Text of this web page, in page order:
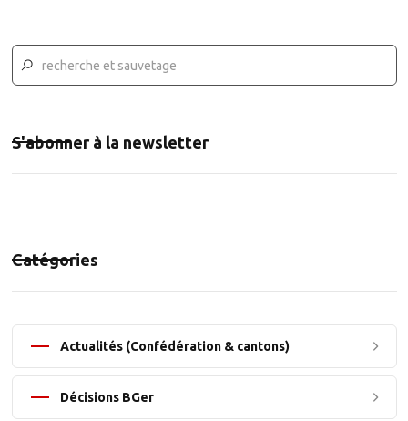
S'abonner à la newsletter
Catégories
Actualités (Confédération & cantons)
Décisions BGer